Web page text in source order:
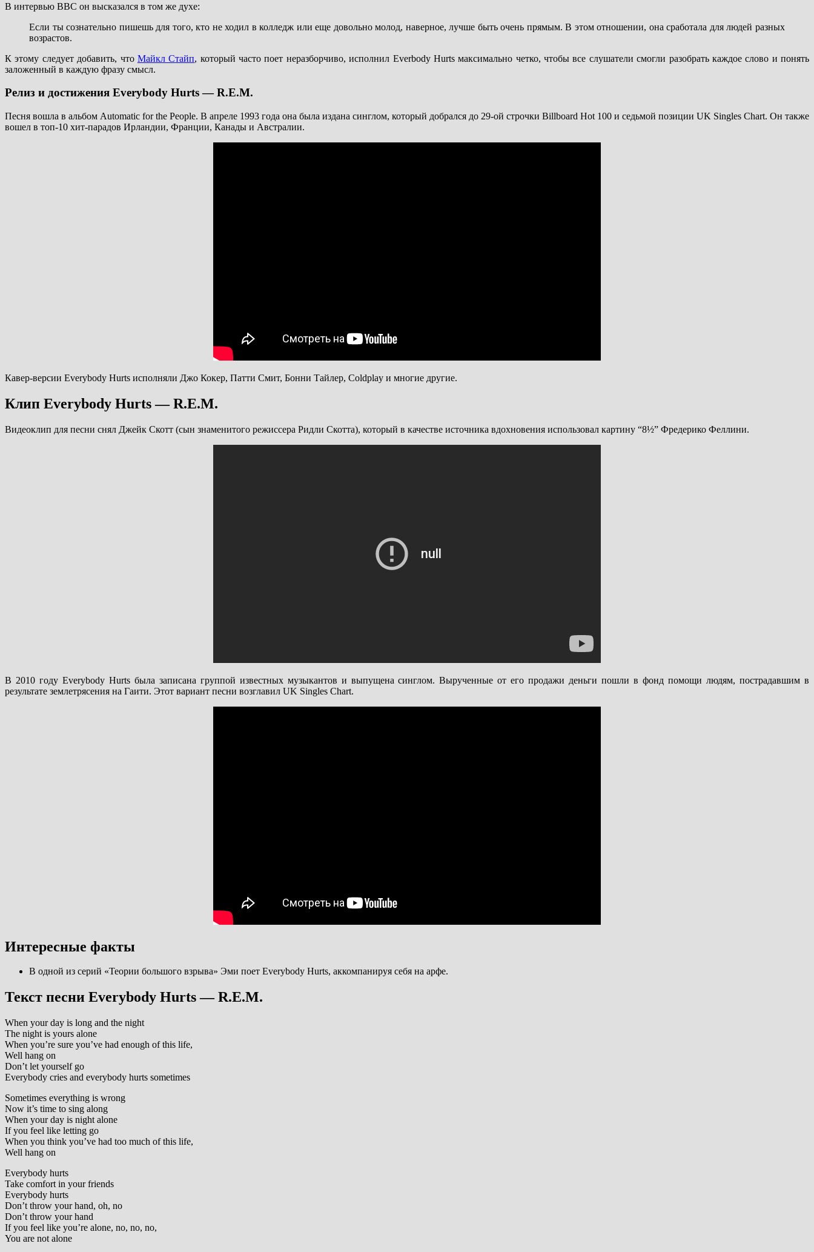
В интервью BBC он высказался в том же духе:
Если ты сознательно пишешь для того, кто не ходил в колледж или еще довольно молод, наверное, лучше быть очень прямым. В этом отношении, она сработала для людей разных
возрастов.
К этому следует добавить, что Майкл Стайп, который часто поет неразборчиво, исполнил Everbody Hurts максимально четко, чтобы все слушатели смогли разобрать каждое слово и понять
заложенный в каждую фразу смысл.
Релиз и достижения Everybody Hurts — R.E.M.
Песня вошла в альбом Automatic for the People. В апреле 1993 года она была издана синглом, который добрался до 29-ой строчки Billboard Hot 100 и седьмой позиции UK Singles Chart. Он также
вошел в топ-10 хит-парадов Ирландии, Франции, Канады и Австралии.
Кавер-версии Everybody Hurts исполняли Джо Кокер, Патти Смит, Бонни Тайлер, Coldplay и многие другие.
Клип Everybody Hurts — R.E.M.
Видеоклип для песни снял Джейк Скотт (сын знаменитого режиссера Ридли Скотта), который в качестве источника вдохновения использовал картину “8½” Фредерико Феллини.
В 2010 году Everybody Hurts была записана группой известных музыкантов и выпущена синглом. Вырученные от его продажи деньги пошли в фонд помощи людям, пострадавшим в
результате землетрясения на Гаити. Этот вариант песни возглавил UK Singles Chart.
Интересные факты
В одной из серий «Теории большого взрыва» Эми поет Everybody Hurts, аккомпанируя себя на арфе.
Текст песни Everybody Hurts — R.E.M.
When your day is long and the night
The night is yours alone
When you’re sure you’ve had enough of this life,
Well hang on
Don’t let yourself go
Everybody cries and everybody hurts sometimes
Sometimes everything is wrong
Now it’s time to sing along
When your day is night alone
If you feel like letting go
When you think you’ve had too much of this life,
Well hang on
Everybody hurts
Take comfort in your friends
Everybody hurts
Don’t throw your hand, oh, no
Don’t throw your hand
If you feel like you’re alone, no, no, no,
You are not alone